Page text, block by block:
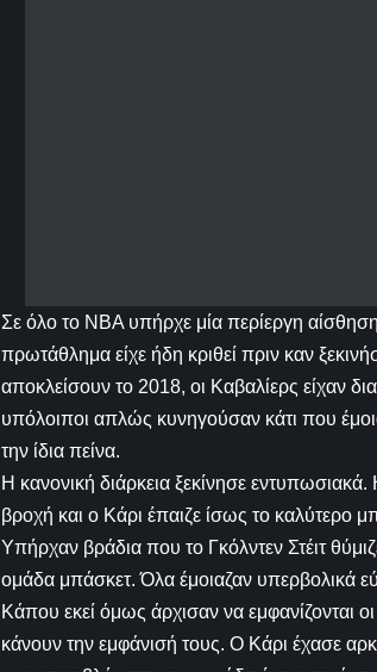
Σε όλο το ΝΒΑ υπήρχε μία περίεργη
πρωτάθλημα είχε ήδη κριθεί πριν καν
αποκλείσουν το 2018, οι Καβαλίερς είχαν
υπόλοιποι απλώς κυνηγούσαν κάτι που
την ίδια πείνα.
Η κανονική διάρκεια ξεκίνησε
βροχή και ο Κάρι έπαιζε ίσως το καλύτερο
Υπήρχαν βράδια που το Γκόλντεν Στέιτ
ομάδα μπάσκετ. Όλα έμοιαζαν υπερβολικά
Κάπου εκεί όμως άρχισαν να εμφανίζονται
κάνουν την εμφάνισή τους. Ο Κάρι έχασε